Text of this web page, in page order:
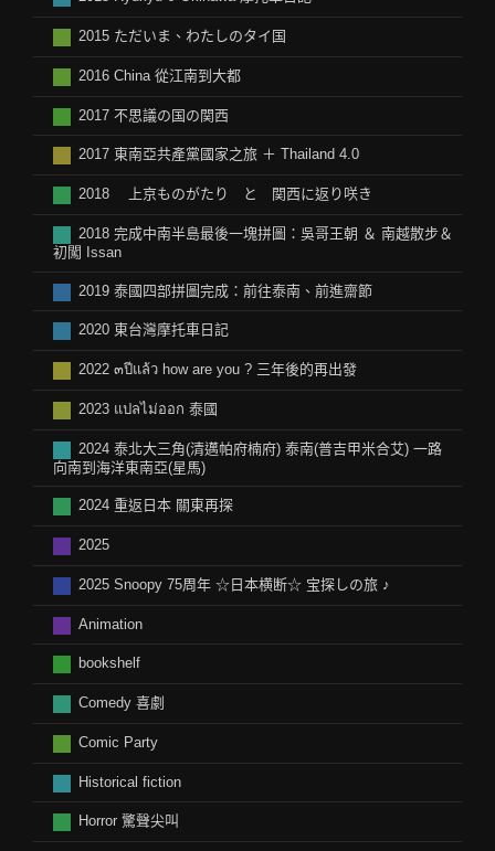
2015 ただいま、わたしのタイ国
2016 China 從江南到大都
2017 不思議の国の関西
2017 東南亞共產黨國家之旅 ＋ Thailand 4.0
2018 上京ものがたり と 関西に返り咲き
2018 完成中南半島最後一塊拼圖：吳哥王朝 ＆ 南越散步＆
初闖 Issan
2019 泰國四部拼圖完成：前往泰南、前進齋節
2020 東台灣摩托車日記
2022 ๓ปีแล้ว how are you ? 三年後的再出發
2023 แปลไม่ออก 泰國
2024 泰北大三角(清邁帕府楠府) 泰南(普吉甲米合艾) 一路
向南到海洋東南亞(星馬)
2024 重返日本 關東再探
2025
2025 Snoopy 75周年 ☆日本横断☆ 宝探しの旅 ♪
Animation
bookshelf
Comedy 喜劇
Comic Party
Historical fiction
Horror 驚聲尖叫